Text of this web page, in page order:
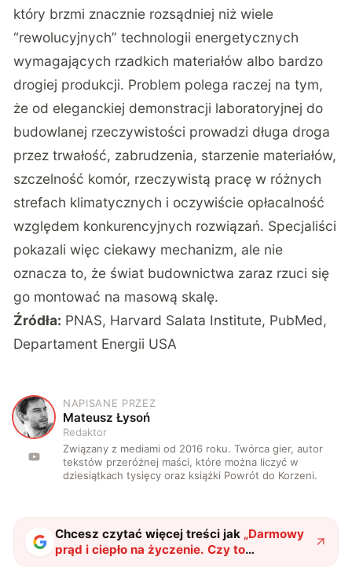
który brzmi znacznie rozsądniej niż wiele
“rewolucyjnych” technologii energetycznych
wymagających rzadkich materiałów albo bardzo
drogiej produkcji. Problem polega raczej na tym,
że od eleganckiej demonstracji laboratoryjnej do
budowlanej rzeczywistości prowadzi długa droga
przez trwałość, zabrudzenia, starzenie materiałów,
szczelność komór, rzeczywistą pracę w różnych
strefach klimatycznych i oczywiście opłacalność
względem konkurencyjnych rozwiązań. Specjaliści
pokazali więc ciekawy mechanizm, ale nie
oznacza to, że świat budownictwa zaraz rzuci się
go montować na masową skalę.
Źródła: PNAS, Harvard Salata Institute, PubMed,
Departament Energii USA
M
NAPISANE PRZEZ
Mateusz Łysoń
Redaktor
Związany z mediami od 2016 roku. Twórca gier, autor
tekstów przeróżnej maści, które można liczyć w
dziesiątkach tysięcy oraz książki Powrót do Korzeni.
Chcesz czytać więcej treści jak „Darmowy
prąd i ciepło na życzenie. Czy to
fotowoltaika, o której marzył świat?"?